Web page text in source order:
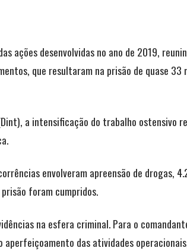
desenvolvidas no ano de 2019,
que resultaram na prisão de quase 33
a intensificação do trabalho ostensivo
envolveram apreensão de drogas,
foram cumpridos.
na esfera criminal. Para o
aperfeiçoamento das atividades